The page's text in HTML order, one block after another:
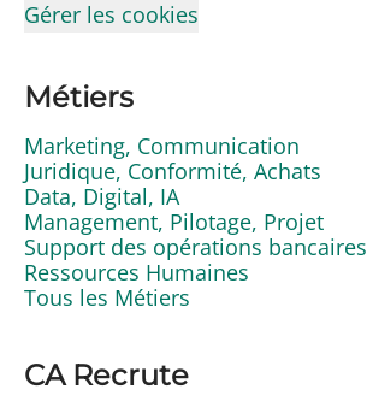
Gérer les cookies
Métiers
Marketing, Communication
Juridique, Conformité, Achats
Data, Digital, IA
Management, Pilotage, Projet
Support des opérations bancaires
Ressources Humaines
Tous les Métiers
CA Recrute